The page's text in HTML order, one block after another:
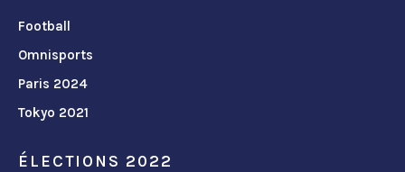
Football
Omnisports
Paris 2024
Tokyo 2021
ÉLECTIONS 2022